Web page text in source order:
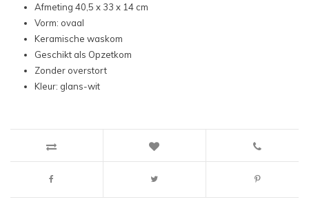
Afmeting 40,5 x 33 x 14 cm
Vorm: ovaal
Keramische waskom
Geschikt als Opzetkom
Zonder overstort
Kleur: glans-wit